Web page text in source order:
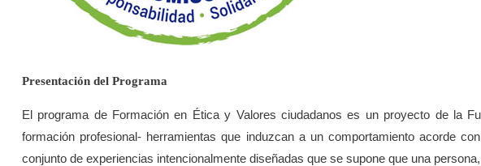
Presentación del Programa
El programa de Formación en Ética y Valores ciudadanos es un proyecto de la
formación profesional- herramientas que induzcan a un comportamiento acorde
conjunto de experiencias intencionalmente diseñadas que se supone que una